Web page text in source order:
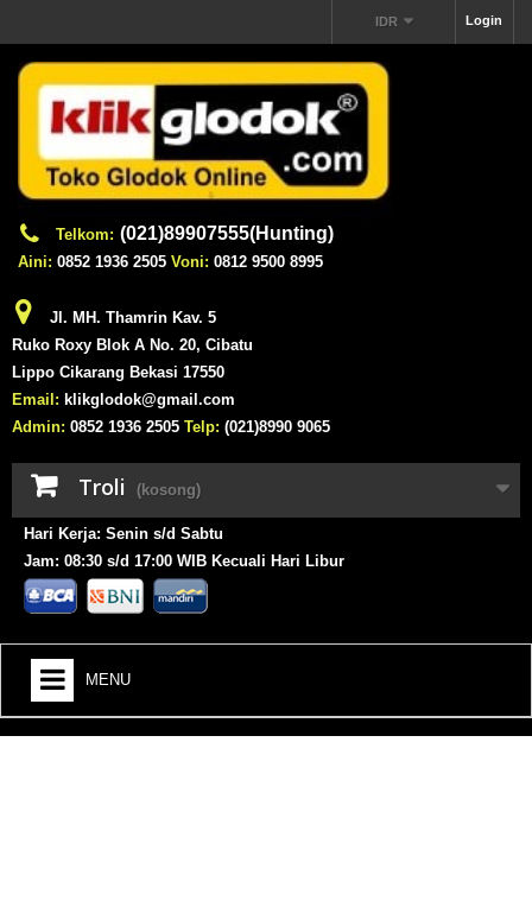
Login
IDR
Telkom: (021)89907555(Hunting)
Aini: 0852 1936 2505 Voni: 0812 9500 8995
Jl. MH. Thamrin Kav. 5
Ruko Roxy Blok A No. 20, Cibatu
Lippo Cikarang Bekasi 17550
Email: klikglodok@gmail.com
Admin: 0852 1936 2505 Telp: (021)8990 9065
Troli (kosong)
Hari Kerja: Senin s/d Sabtu
Jam: 08:30 s/d 17:00 WIB Kecuali Hari Libur
MENU